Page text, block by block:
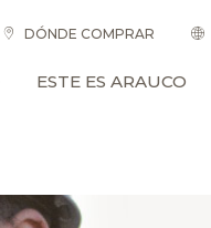
DÓNDE COMPRAR
ESTE ES ARAUCO